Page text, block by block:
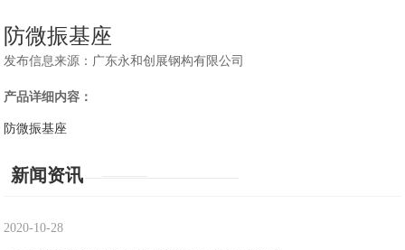
防微振基座
发布信息来源：广东永和创展钢构有限公司
产品详细内容：
防微振基座
新闻资讯
2020-10-28